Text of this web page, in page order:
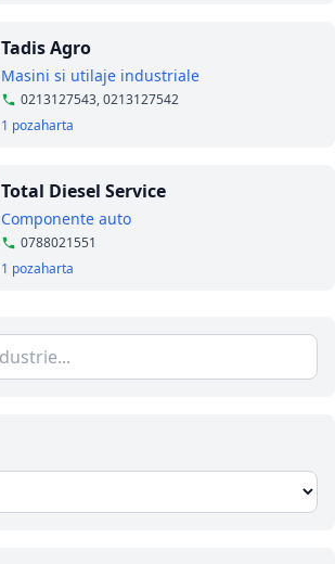
Tadis Agro
Masini si utilaje industriale
0213127543, 0213127542
1 pozaharta
Total Diesel Service
Componente auto
0788021551
1 pozaharta